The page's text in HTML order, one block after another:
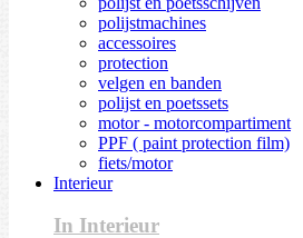
polijstmachines
accessoires
protection
velgen en banden
polijst en poetssets
motor - motorcompartiment
PPF ( paint protection film)
fiets/motor
Interieur
In Interieur